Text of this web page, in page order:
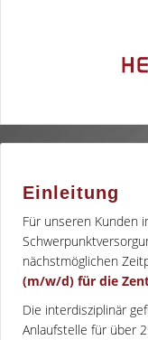
Einleitung
Für unseren Kunden
nächstmöglichen
(m/w/d) für die
Die interdisziplinär
Anlaufstelle für über